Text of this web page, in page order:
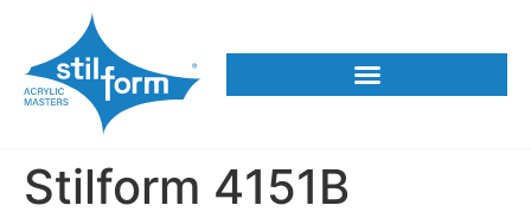
Stilform 4151B